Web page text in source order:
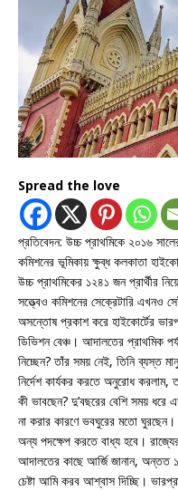
Spread the love
প্রতিবেদন: উচ্চ প্রাথমিকে ২০১৬
কমিশনের ভূমিকায় ক্ষুব্ধ কলকাতা
উচ্চ প্রাথমিকের ১২৪১ জন প্রার্থীর
সত্ত্বেও কমিশনের সেক্রেটারি এখনও
অসন্তোষ প্রকাশ করে হাইকোর্টের
ডিভিশন বেঞ্চ। আদালতের প্রাথমিক
নিচ্ছেন? তাঁর সময় নেই, তিনি ব্যস্ত
নির্দেশ কার্যকর করতে অনুরোধ করলাম,
কী ভাবছেন? দু’বছরের বেশি সময় ধরে
না করার কারণে ভবঘুরের মতো
অন্য পদক্ষেপ করতে বাধ্য হবে।
আদালতের কাছে আর্জি জানান, অন্তত
চেষ্টা আমি করব আশ্বাস দিচ্ছি।